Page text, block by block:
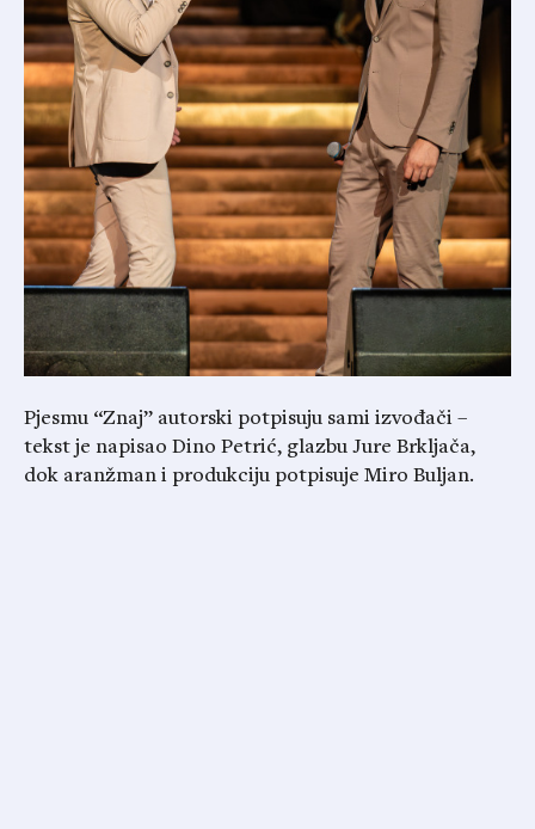
Pjesmu “Znaj” autorski potpisuju sami izvođači –
tekst je napisao Dino Petrić, glazbu Jure Brkljača,
dok aranžman i produkciju potpisuje Miro Buljan.